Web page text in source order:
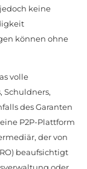
keine
können ohne
volle
Schuldners,
des Garanten
P2P-Plattform
der von
beaufsichtigt
oder